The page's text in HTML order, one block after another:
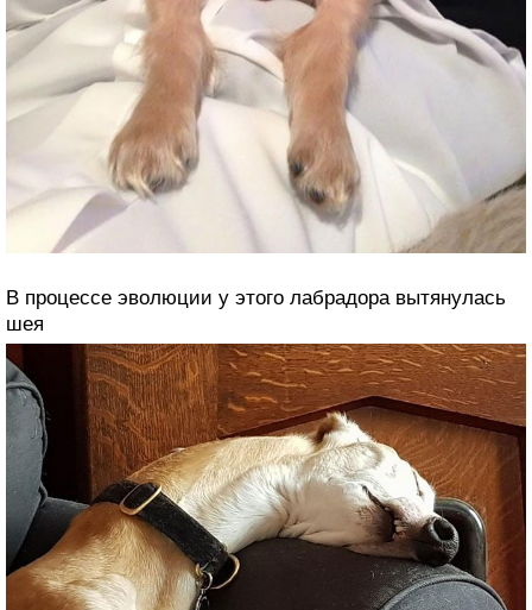
В процессе эволюции у этого лабрадора вытянулась
шея